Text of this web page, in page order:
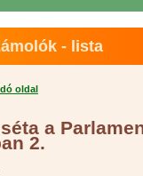
- lista
oldal
a
2.